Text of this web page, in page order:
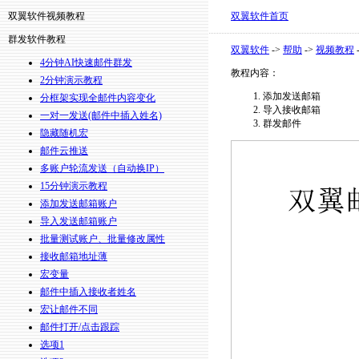
双翼软件视频教程
群发软件教程
4分钟AI快速邮件群发
2分钟演示教程
分框架实现全邮件内容变化
一对一发送(邮件中插入姓名)
隐藏随机宏
邮件云推送
多账户轮流发送（自动换IP）
15分钟演示教程
添加发送邮箱账户
导入发送邮箱账户
批量测试账户、批量修改属性
接收邮箱地址薄
宏变量
邮件中插入接收者姓名
宏让邮件不同
邮件打开/点击跟踪
选项1
双翼软件首页
双翼软件 -> 帮助 -> 视频教程
教程内容：
添加发送邮箱
导入接收邮箱
群发邮件